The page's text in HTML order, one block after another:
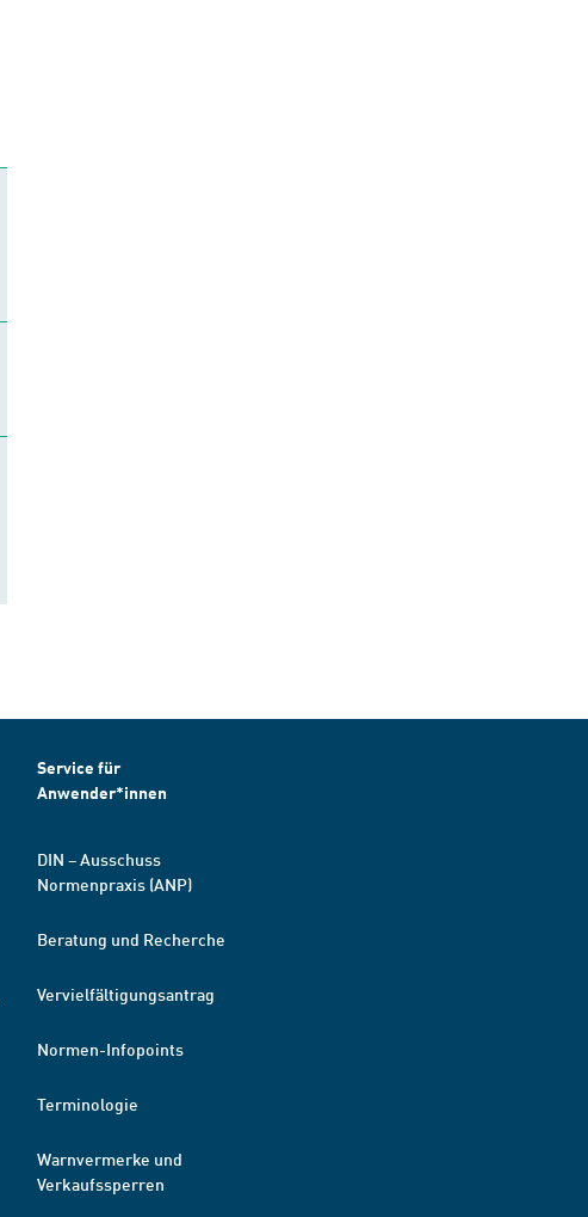
Service für
Anwender*innen
DIN – Ausschuss
Normenpraxis (ANP)
Beratung und Recherche
Vervielfältigungsantrag
Normen-Infopoints
Terminologie
Warnvermerke und
Verkaufssperren